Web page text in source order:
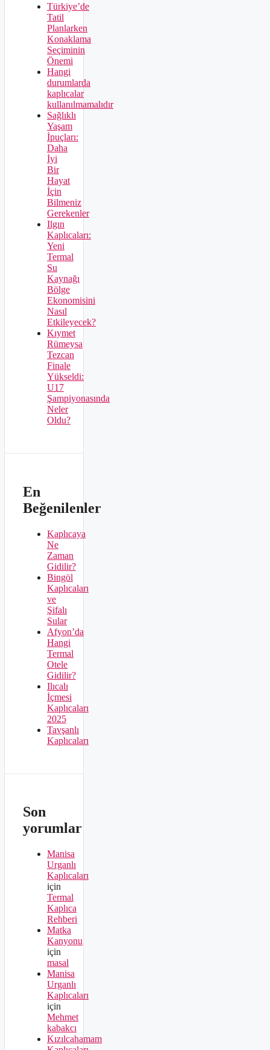
Türkiye’de
Tatil
Planlarken
Konaklama
Seçiminin
Önemi
Hangi
durumlarda
kaplıcalar
kullanılmamalıdır
Sağlıklı
Yaşam
İpuçları:
Daha
İyi
Bir
Hayat
İçin
Bilmeniz
Gerekenler
Ilgın
Kaplıcaları:
Yeni
Termal
Su
Kaynağı
Bölge
Ekonomisini
Nasıl
Etkileyecek?
Kıymet
Rümeysa
Tezcan
Finale
Yükseldi:
U17
Şampiyonasında
Neler
Oldu?
En
Beğenilenler
Kaplıcaya
Ne
Zaman
Gidilir?
Bingöl
Kaplıcaları
ve
Şifalı
Sular
Afyon’da
Hangi
Termal
Otele
Gidilir?
Ilıcalı
İçmesi
Kaplıcaları
2025
Tavşanlı
Kaplıcaları
Son
yorumlar
Manisa
Urganlı
Kaplıcaları
için
Termal
Kaplıca
Rehberi
Matka
Kanyonu
için
masal
Manisa
Urganlı
Kaplıcaları
için
Mehmet
kabakcı
Kızılcahamam